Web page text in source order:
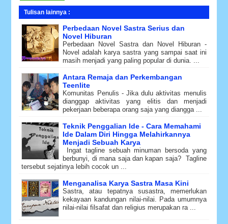
Tulisan lainnya :
Perbedaan Novel Sastra Serius dan
Novel Hiburan
Perbedaan Novel Sastra dan Novel Hiburan -
Novel adalah karya sastra yang sampai saat ini
masih menjadi yang paling popular di dunia. ...
Antara Remaja dan Perkembangan
Teenlite
Komunitas Penulis - Jika dulu aktivitas menulis
dianggap aktivitas yang elitis dan menjadi
pekerjaan beberapa orang saja yang diangga ...
Teknik Penggalian Ide - Cara Memahami
Ide Dalam Diri Hingga Melahirkannya
Menjadi Sebuah Karya
Ingat tagline sebuah minuman bersoda yang
berbunyi, di mana saja dan kapan saja? Tagline
tersebut sejatinya lebih cocok un ...
Menganalisa Karya Sastra Masa Kini
Sastra, atau tepatnya susastra, memerlukan
kekayaan kandungan nilai-nilai. Pada umumnya
nilai-nilai filsafat dan religius merupakan ra ...